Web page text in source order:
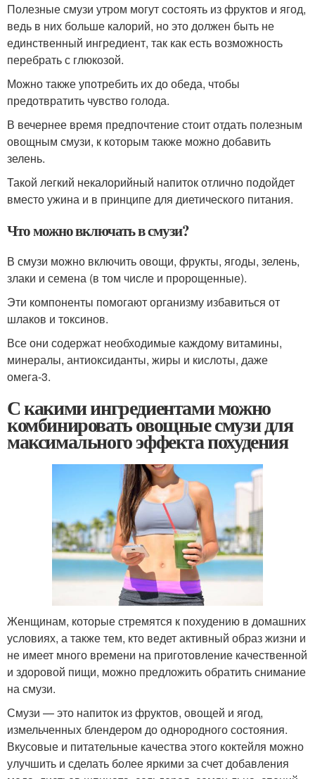
Полезные смузи утром могут состоять из фруктов и ягод,
ведь в них больше калорий, но это должен быть не
единственный ингредиент, так как есть возможность
перебрать с глюкозой.
Можно также употребить их до обеда, чтобы
предотвратить чувство голода.
В вечернее время предпочтение стоит отдать полезным
овощным смузи, к которым также можно добавить
зелень.
Такой легкий некалорийный напиток отлично подойдет
вместо ужина и в принципе для диетического питания.
Что можно включать в смузи?
В смузи можно включить овощи, фрукты, ягоды, зелень,
злаки и семена (в том числе и пророщенные).
Эти компоненты помогают организму избавиться от
шлаков и токсинов.
Все они содержат необходимые каждому витамины,
минералы, антиоксиданты, жиры и кислоты, даже
омега-3.
С какими ингредиентами можно
комбинировать овощные смузи для
максимального эффекта похудения
Женщинам, которые стремятся к похудению в домашних
условиях, а также тем, кто ведет активный образ жизни и
не имеет много времени на приготовление качественной
и здоровой пищи, можно предложить обратить снимание
на смузи.
Смузи — это напиток из фруктов, овощей и ягод,
измельченных блендером до однородного состояния.
Вкусовые и питательные качества этого коктейля можно
улучшить и сделать более яркими за счет добавления